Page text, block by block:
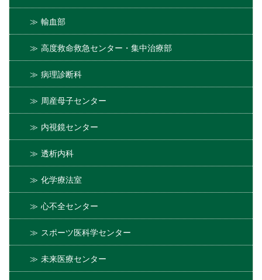
輸血部
高度救命救急センター・集中治療部
病理診断科
周産母子センター
内視鏡センター
透析内科
化学療法室
心不全センター
スポーツ医科学センター
未来医療センター